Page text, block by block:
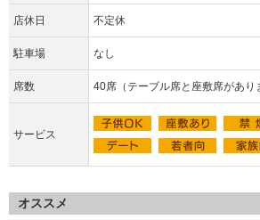
店休日 不定休
駐車場 なし
席数 40席（テーブル席と座敷席があり
サービス
オススメ